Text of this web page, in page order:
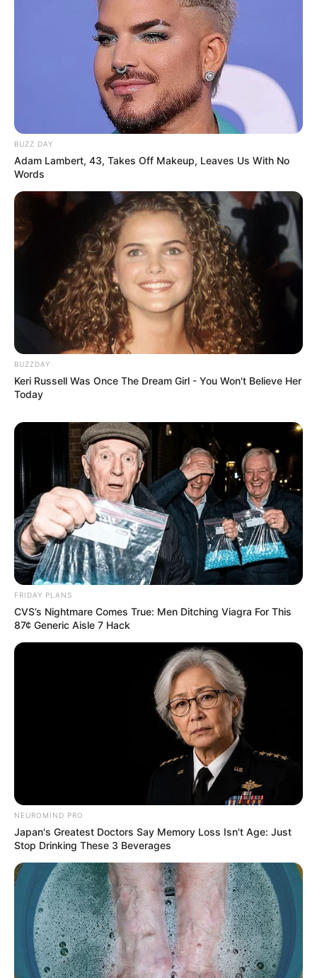
BUZZ DAY
Adam Lambert, 43, Takes Off Makeup, Leaves Us With No
Words
BUZZDAY
Keri Russell Was Once The Dream Girl - You Won't Believe Her
Today
FRIDAY PLANS
CVS’s Nightmare Comes True: Men Ditching Viagra For This
87¢ Generic Aisle 7 Hack
NEUROMIND PRO
Japan's Greatest Doctors Say Memory Loss Isn't Age: Just
Stop Drinking These 3 Beverages